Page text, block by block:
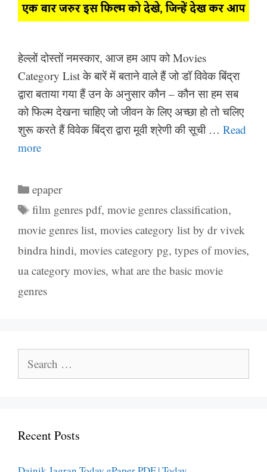
हेल्लों दोस्तों नमस्कार, आज हम आप को Movies
Category List के बारें में बताने वाले हैं जो डॉ विवेक बिंद्रा
द्वारा बताया गया हैं उन के अनुसार कौन – कौन सा हम सब
को फिल्म देखना चाहिए जो जीवन के लिए अच्छा हो तो चलिए
शुरू करते हैं विवेक बिंद्रा द्वारा मूवी श्रेणी की सूची … Read
more
Categories
epaper
Tags
film genres pdf,movie genres classification,
movie genres list, movies category list by dr vivek
bindra hindi, movies category pg, types of movies,
ua category movies, what are the basic movie
genres
for:
Recent Posts